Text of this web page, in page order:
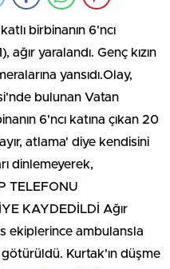
birbinanın 6'ncı
yaralandı. Genç kızın
yansıdı.Olay,
bulunan Vatan
6'ncı katına çıkan 20
atlama' diye kendisini
dinlemeyerek,
TELEFONU
KAYDEDİLDİ Ağır
ekiplerince ambulansla
Kurtak'ın düşme